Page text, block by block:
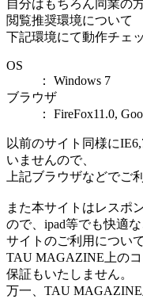
自分はもちろん同業の
閲覧推奨環境について
下記環境にて動作チェ
OS
： Windows 7
ブラウザ
： FireFox11.0,
以前のサイト同様に
いませんので、
上記ブラウザなどでご
また本サイトはレスポ
ので、ipad等でも快適
サイトのご利用について
TAU MAGAZINE上の
保証もいたしません。
万一、TAU